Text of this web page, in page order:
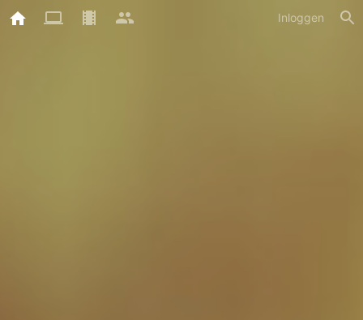
Inloggen